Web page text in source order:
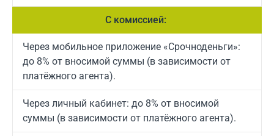
С комиссией:
Через мобильное приложение «Срочноденьги»:
до 8% от вносимой суммы (в зависимости от
платёжного агента).
Через личный кабинет: до 8% от вносимой
суммы (в зависимости от платёжного агента).